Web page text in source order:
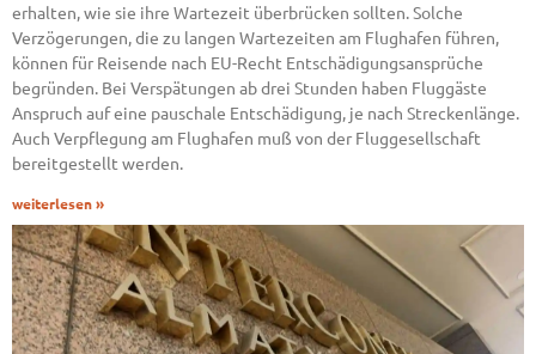
erhalten, wie sie ihre Wartezeit überbrücken sollten. Solche
Verzögerungen, die zu langen Wartezeiten am Flughafen führen,
können für Reisende nach EU-Recht Entschädigungsansprüche
begründen. Bei Verspätungen ab drei Stunden haben Fluggäste
Anspruch auf eine pauschale Entschädigung, je nach Streckenlänge.
Auch Verpflegung am Flughafen muß von der Fluggesellschaft
bereitgestellt werden.
weiterlesen »